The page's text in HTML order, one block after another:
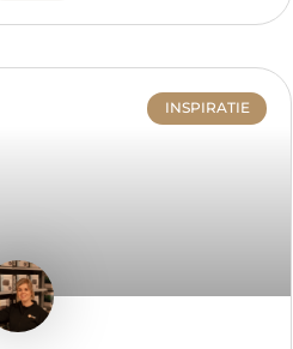
INSPIRATIE